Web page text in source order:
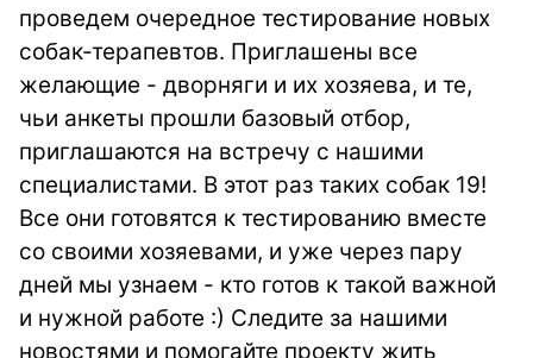
проведем очередное тестирование новых
собак-терапевтов. Приглашены все
желающие - дворняги и их хозяева, и те,
чьи анкеты прошли базовый отбор,
приглашаются на встречу с нашими
специалистами. В этот раз таких собак 19!
Все они готовятся к тестированию вместе
со своими хозяевами, и уже через пару
дней мы узнаем - кто готов к такой важной
и нужной работе :) Следите за нашими
новостями и помогайте проекту жить